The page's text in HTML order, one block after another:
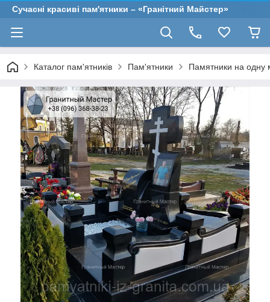
Сучасні красиві пам'ятники – «Гранітний Майстер»
Каталог пам'ятників Пам'ятники Памятники на одну